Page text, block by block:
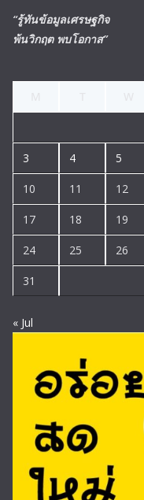
“รู้ทันข้อมูลเศรษฐกิจ
พ้นวิกฤต พบโอกาส”
3 4 5
10 11 12
17 18 19
24 25 26
31
« Jul